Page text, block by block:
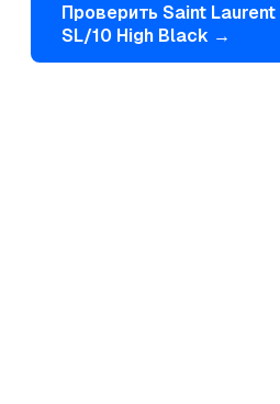
Проверить Saint Laurent
SL/10 High Black →